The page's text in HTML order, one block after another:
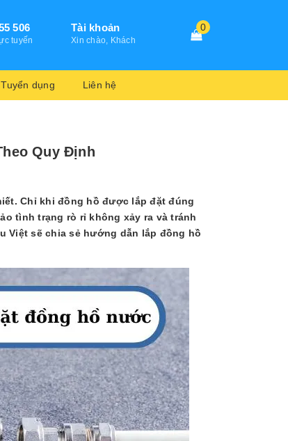
506
tuyến
Tài khoản
Xin chào, Khách
0
Tuyển dụng Liên hệ
Quy Định
Chỉ khi đồng hồ được lắp đặt đúng
tình trạng rò rỉ không xảy ra và tránh
Việt sẽ chia sẻ hướng dẫn lắp đồng hồ